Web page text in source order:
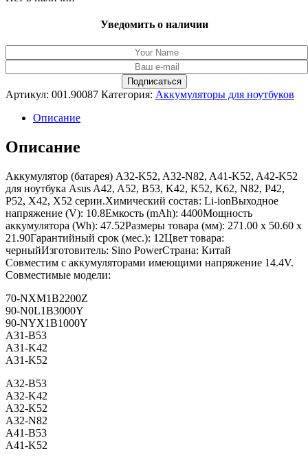
Уведомить о наличии
Артикул: 001.90087 Категория: Аккумуляторы для ноутбуков
Описание
Описание
Аккумулятор (батарея) A32-K52, A32-N82, A41-K52, A42-K52
для ноутбука Asus A42, A52, B53, K42, K52, K62, N82, P42,
P52, X42, X52 серии.Химический состав: Li-ionВыходное
напряжение (V): 10.8Емкость (mAh): 4400Мощность
аккумулятора (Wh): 47.52Размеры товара (мм): 271.00 x 50.60 x
21.90Гарантийный срок (мес.): 12Цвет товара:
черныйИзготовитель: Sino PowerСтрана: Китай
Совместим с аккумуляторами имеющими напряжение 14.4V.
Совместимые модели:
70-NXM1B2200Z
90-N0L1B3000Y
90-NYX1B1000Y
A31-B53
A31-K42
A31-K52
A32-B53
A32-K42
A32-K52
A32-N82
A41-B53
A41-K52